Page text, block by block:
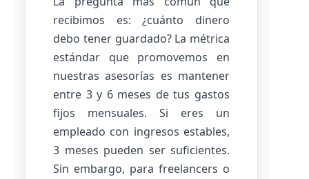
recibimos es: ¿cuánto dinero
debo tener guardado? La métrica
estándar que promovemos en
nuestras asesorías es mantener
entre 3 y 6 meses de tus gastos
fijos mensuales. Si eres un
empleado con ingresos estables,
3 meses pueden ser suficientes.
Sin embargo, para freelancers o